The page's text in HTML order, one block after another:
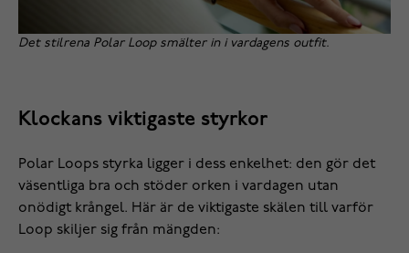
Det stilrena Polar Loop smälter in i vardagens outfit.
Klockans viktigaste styrkor
Polar Loops styrka ligger i dess enkelhet: den gör det
väsentliga bra och stöder orken i vardagen utan
onödigt krångel. Här är de viktigaste skälen till varför
Loop skiljer sig från mängden: